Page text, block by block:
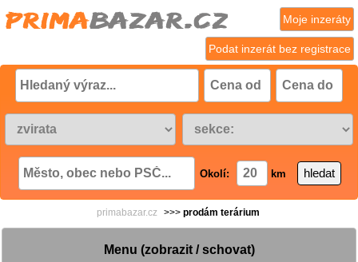
Podat inzerát bez registrace
Moje inzeráty
Okolí: km
primabazar.cz >>> prodám terárium
Menu (zobrazit / schovat)